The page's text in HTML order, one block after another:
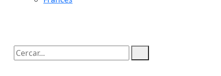
Cercar: